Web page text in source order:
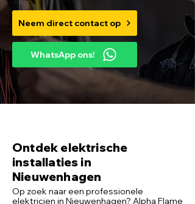
Neem direct contact op
WhatsApp ons!
Ontdek elektrische
installaties in
Nieuwenhagen
Op zoek naar een professionele
elektricien in Nieuwenhagen? Alpha Flame